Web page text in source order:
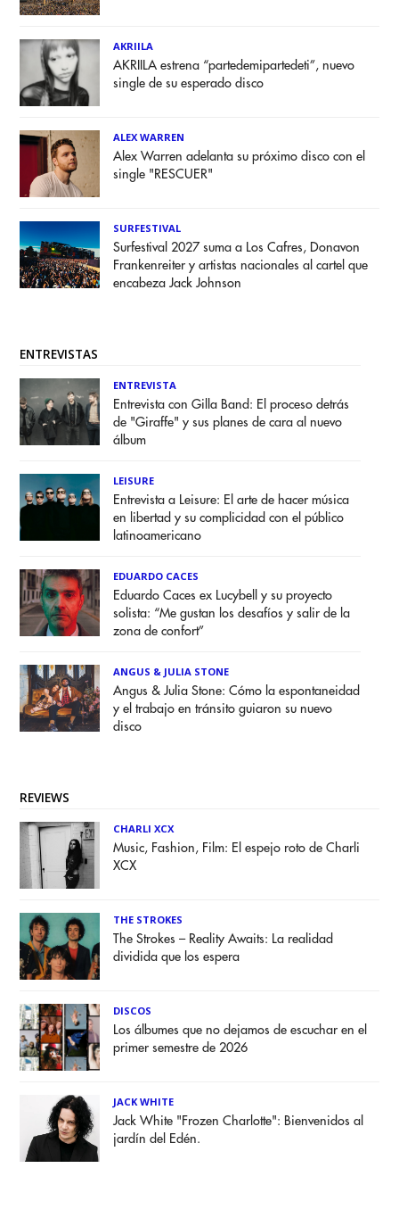
AKRIILA
AKRIILA estrena “partedemipartedeti”, nuevo
single de su esperado disco
ALEX WARREN
Alex Warren adelanta su próximo disco con el
single "RESCUER"
SURFESTIVAL
Surfestival 2027 suma a Los Cafres, Donavon
Frankenreiter y artistas nacionales al cartel que
encabeza Jack Johnson
ENTREVISTAS
ENTREVISTA
Entrevista con Gilla Band: El proceso detrás
de "Giraffe" y sus planes de cara al nuevo
álbum
LEISURE
Entrevista a Leisure: El arte de hacer música
en libertad y su complicidad con el público
latinoamericano
EDUARDO CACES
Eduardo Caces ex Lucybell y su proyecto
solista: “Me gustan los desafíos y salir de la
zona de confort”
ANGUS & JULIA STONE
Angus & Julia Stone: Cómo la espontaneidad
y el trabajo en tránsito guiaron su nuevo
disco
REVIEWS
CHARLI XCX
Music, Fashion, Film: El espejo roto de Charli
XCX
THE STROKES
The Strokes – Reality Awaits: La realidad
dividida que los espera
DISCOS
Los álbumes que no dejamos de escuchar en el
primer semestre de 2026
JACK WHITE
Jack White "Frozen Charlotte": Bienvenidos al
jardín del Edén.